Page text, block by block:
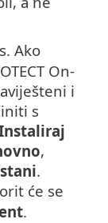
Ako
On-
i
s
,
.
će se
.